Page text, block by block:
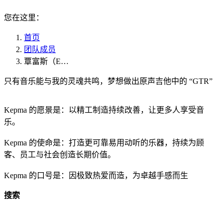
您在这里：
首页
团队成员
覃富斯（E…
只有音乐能与我的灵魂共鸣，梦想做出原声吉他中的 “GTR”
Kepma 的愿景是：以精工制造持续改善，让更多人享受音
乐。
Kepma 的使命是：打造更可靠易用动听的乐器，持续为顾
客、员工与社会创造长期价值。
Kepma 的口号是：因极致热爱而造，为卓越手感而生
搜索